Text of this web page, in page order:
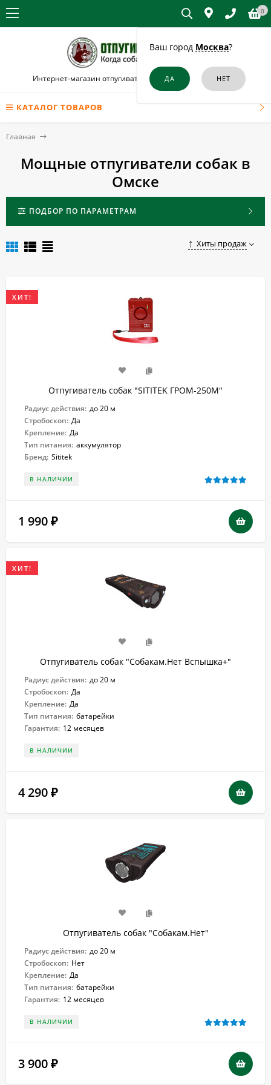
Ваш город Москва?
0
Интернет-магазин отпугивателей собак и кошек в Омске
КАТАЛОГ ТОВАРОВ
Главная
Мощные отпугиватели собак в
Омске
ПОДБОР ПО ПАРАМЕТРАМ
Хиты продаж
ХИТ!
Отпугиватель собак "SITITEK ГРОМ-250М"
Радиус действия: до 20 м
Стробоскоп: Да
Крепление: Да
Тип питания: аккумулятор
Бренд: Sititek
В НАЛИЧИИ
1 990 ₽
ХИТ!
Отпугиватель собак "Собакам.Нет Вспышка+"
Радиус действия: до 20 м
Стробоскоп: Да
Крепление: Да
Тип питания: батарейки
Гарантия: 12 месяцев
В НАЛИЧИИ
4 290 ₽
Отпугиватель собак "Собакам.Нет"
Радиус действия: до 20 м
Стробоскоп: Нет
Крепление: Да
Тип питания: батарейки
Гарантия: 12 месяцев
В НАЛИЧИИ
3 900 ₽